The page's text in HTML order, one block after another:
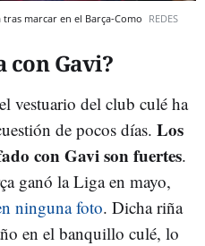
marcar en el Barça-Como REDES
con Gavi?
vestuario del club culé ha
de pocos días. Los
con Gavi son fuertes.
ganó la Liga en mayo,
ninguna foto. Dicha riña
en el banquillo culé, lo